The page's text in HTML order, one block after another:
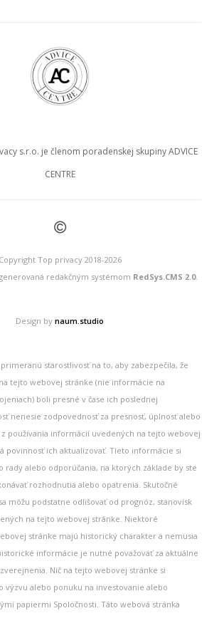
s.r.o. je členom poradenskej skupiny ADVICE
CENTRE
©
Copyright Top privacy 2018-2026
redakčným systémom RedSys.CMS 2.0.
Design by naum.studio
starostlivosť na to, aby zabezpečila, že
tejto webovej stránke (nie informácie na
boli presné v čase ich poslednej
nenesie zodpovednosť za presnosť, úplnosť alebo
používania informácií uvedených na tejto webovej
povinnosť ich aktualizovať. Tieto informácie si
rady alebo odporúčania, na ktorých základe by ste
rozhodnutia alebo opatrenia. Skutočné
môžu podstatne odlišovať od prognóz, stanovísk
na tejto webovej stránke. Niektoré
stránke majú historický charakter a nemusia
informácie je nutné považovať za aktuálne
Nič na tejto webovej stránke si
výzvu alebo ponuku na investovanie alebo
papiermi Spoločnosti. Táto webová stránka